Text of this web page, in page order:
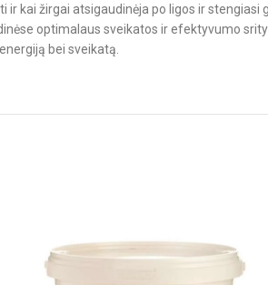
žirgai atsigaudinėja po ligos ir stengiasi
optimalaus sveikatos ir efektyvumo
bei sveikatą.